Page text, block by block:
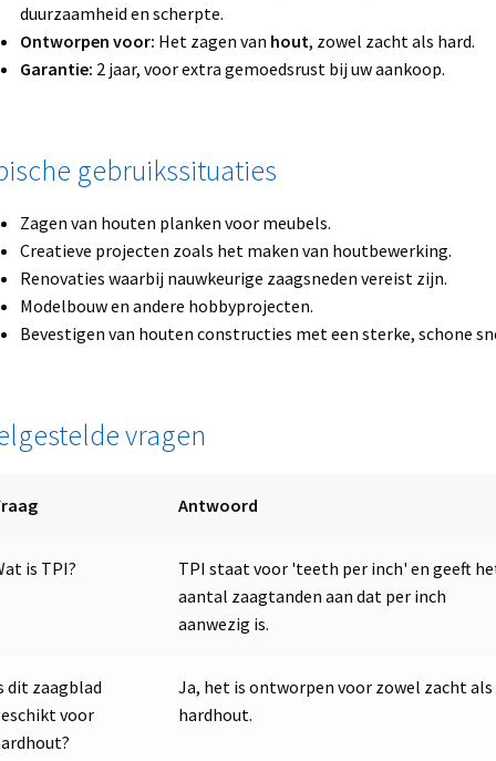
duurzaamheid en scherpte.
Ontworpen voor: Het zagen van hout, zowel zacht als hard.
Garantie: 2 jaar, voor extra gemoedsrust bij uw aankoop.
gebruikssituaties
Zagen van houten planken voor meubels.
Creatieve projecten zoals het maken van houtbewerking.
Renovaties waarbij nauwkeurige zaagsneden vereist zijn.
Modelbouw en andere hobbyprojecten.
Bevestigen van houten constructies met een sterke, schone
vragen
Antwoord
is TPI?
TPI staat voor 'teeth per inch' en geeft
aantal zaagtanden aan dat per inch
aanwezig is.
dit zaagblad
voor
Ja, het is ontworpen voor zowel zacht als
hardhout.